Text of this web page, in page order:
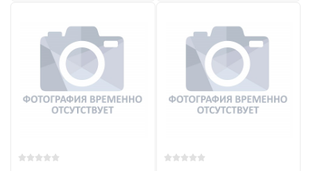
Простота контроля параметров
Надежность работы
Долговечность
Области применения